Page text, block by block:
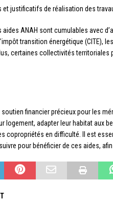
justificatifs de réalisation des
aides ANAH sont cumulables avec
transition énergétique (CITE),
certaines collectivités
financier précieux pour les
logement, adapter leur habitat aux
copropriétés en difficulté. Il est
pour bénéficier de ces aides,